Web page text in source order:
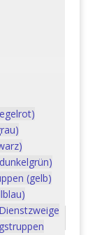
(gelb)
Diverse